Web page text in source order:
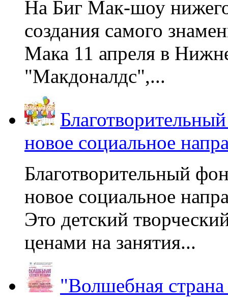
На Биг Мак-шоу
создания самого
Мака 11 апреля в
"Макдоналдс",...
новое социальное
Благотворительный
новое социальное
Это детский
ценами на занятия...
"Волшебная